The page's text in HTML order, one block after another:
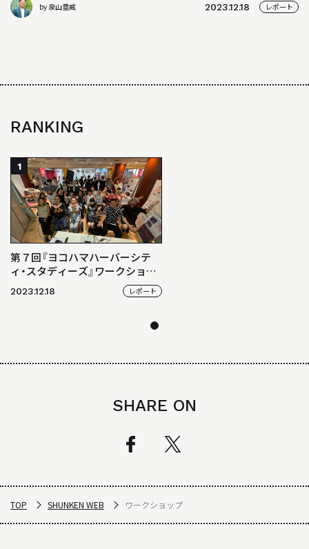
入試情報
STUDIO WORKS
スタジオワークス
AWARD
受賞歴
LINK
by 泉山塁威 2023.12.18 レポート
RANKING
1
第７回『ヨコハマハーバーシテ
ィ・スタディーズ』ワークショッ
プ2023ープレイスとネットワー
クから構成する『リバブルシテ
2023.12.18 レポート
SHARE ON
TOP SHUNKEN WEB ワークショップ